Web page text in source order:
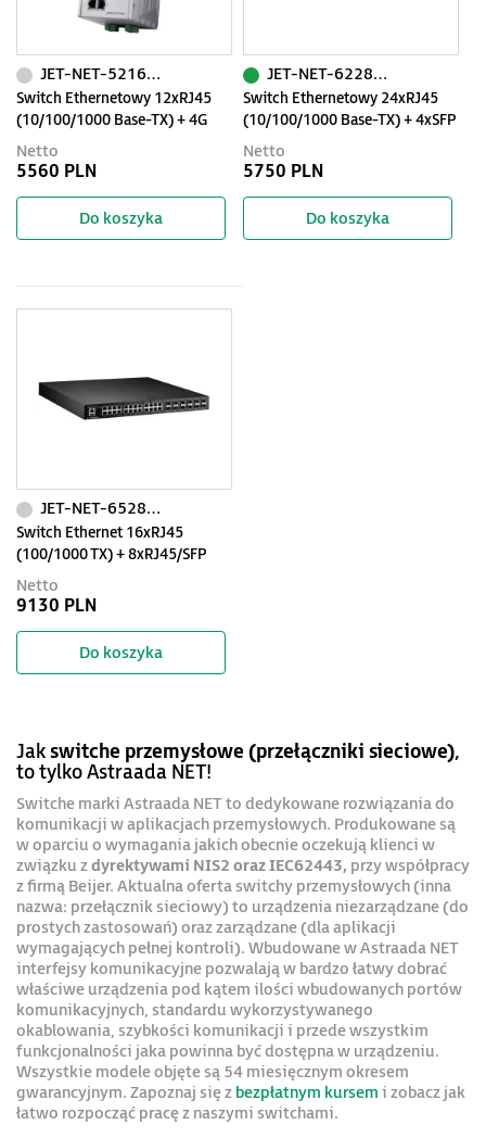
Switch Ethernetowy 12xRJ45
(10/100/1000 Base-TX) + 4G
SFP, PoE, zarządzalny (SNMP,
WEB), RapidSuperRing, -40+70
JET-NET-5216GP-4F
Netto
5560 PLN
Do koszyka
Switch Ethernetowy 24xRJ45
(10/100/1000 Base-TX) + 4xSFP
(100/1000 Base-X), zarządzalny
(SNMP, WEB). DC/AC
JET-NET-6228G-4F-AC-2DC-EU
Netto
5750 PLN
Do koszyka
Switch Ethernet 16xRJ45
(100/1000 TX) + 8xRJ45/SFP
(100/1000 FX) + 4xSFP (1000
FX), zarządzalny (SNMP, WEB),
szafie rack 19", -40…+75C,
2x230VAC, wtyk EU
JET-NET-6528GF-2DC24
Netto
9130 PLN
Do koszyka
Jakswitche przemysłowe (przełączniki sieciowe),
to tylko Astraada NET!
Switche marki Astraada NET to dedykowane rozwiązania do
komunikacji w aplikacjach przemysłowych. Produkowane są
w oparciu o wymagania jakich obecnie oczekują klienci w
związku zdyrektywami NIS2 oraz IEC62443, przy współpracy
z firmą Beijer. Aktualna oferta switchy przemysłowych (inna
nazwa: przełącznik sieciowy) to urządzenia niezarządzane (do
prostych zastosowań) oraz zarządzane (dla aplikacji
wymagających pełnej kontroli). Wbudowane w Astraada NET
interfejsy komunikacyjne pozwalają w bardzo łatwy dobrać
właściwe urządzenia pod kątem ilości wbudowanych portów
komunikacyjnych, standardu wykorzystywanego
okablowania, szybkości komunikacji i przede wszystkim
funkcjonalności jaka powinna być dostępna w urządzeniu.
Wszystkie modele objęte są 54 miesięcznym okresem
gwarancyjnym. Zapoznaj się z bezpłatnym kursem i zobacz jak
łatwo rozpocząć pracę z naszymi switchami.